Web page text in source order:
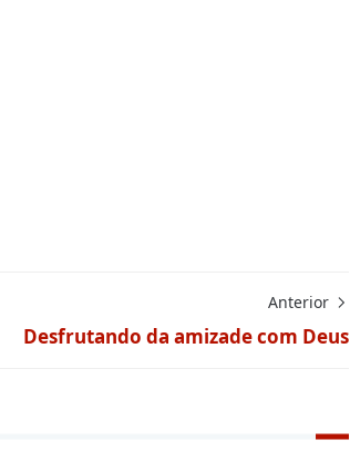
Anterior
Desfrutando da amizade com Deus